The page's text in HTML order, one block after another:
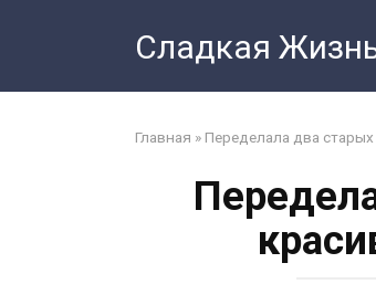
Сладкая
Главная » Переделала два